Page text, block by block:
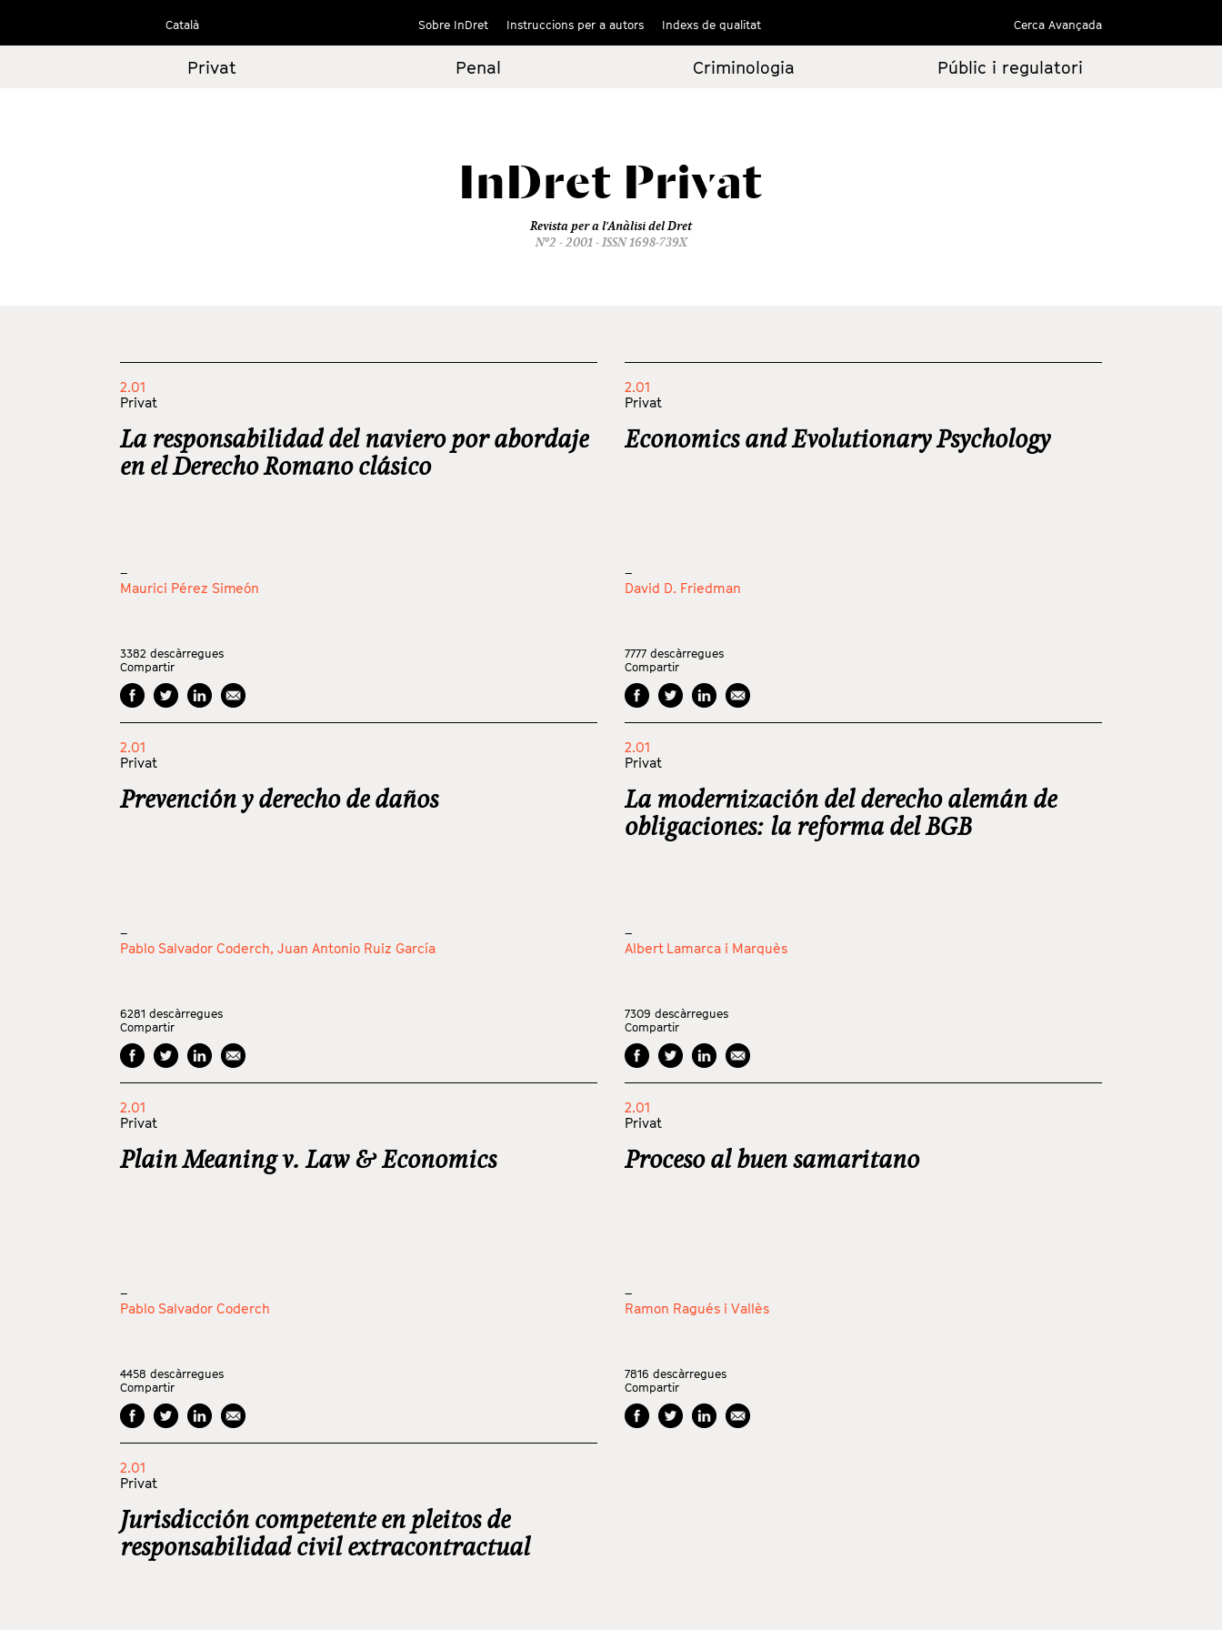
contenido
Català Sobre InDret Instruccions per a autors Indexs de qualitat Cerca Avançada
Privat Penal Criminologia Públic i regulatori
InDret Privat
Revista per a l'Anàlisi del Dret
Nº2 - 2001 - ISSN 1698-739X
2.01
Privat
La responsabilidad del naviero por abordaje
en el Derecho Romano clásico
Maurici Pérez Simeón
3382 descàrregues
Compartir
2.01
Privat
Economics and Evolutionary Psychology
David D. Friedman
7777 descàrregues
Compartir
2.01
Privat
Prevención y derecho de daños
Pablo Salvador Coderch, Juan Antonio Ruiz García
6281 descàrregues
Compartir
2.01
Privat
La modernización del derecho alemán de
obligaciones: la reforma del BGB
Albert Lamarca i Marquès
7309 descàrregues
Compartir
2.01
Privat
Plain Meaning v. Law & Economics
Pablo Salvador Coderch
4458 descàrregues
Compartir
2.01
Privat
Proceso al buen samaritano
Ramon Ragués i Vallès
7816 descàrregues
Compartir
2.01
Privat
Jurisdicción competente en pleitos de
responsabilidad civil extracontractual